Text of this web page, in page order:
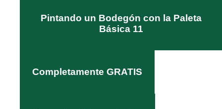
Pintando un Bodegón con la Paleta
Básica 11
Completamente GRATIS